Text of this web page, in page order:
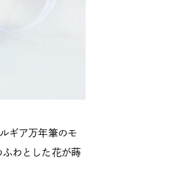
ギア万年筆のモ
わとした花が蒔